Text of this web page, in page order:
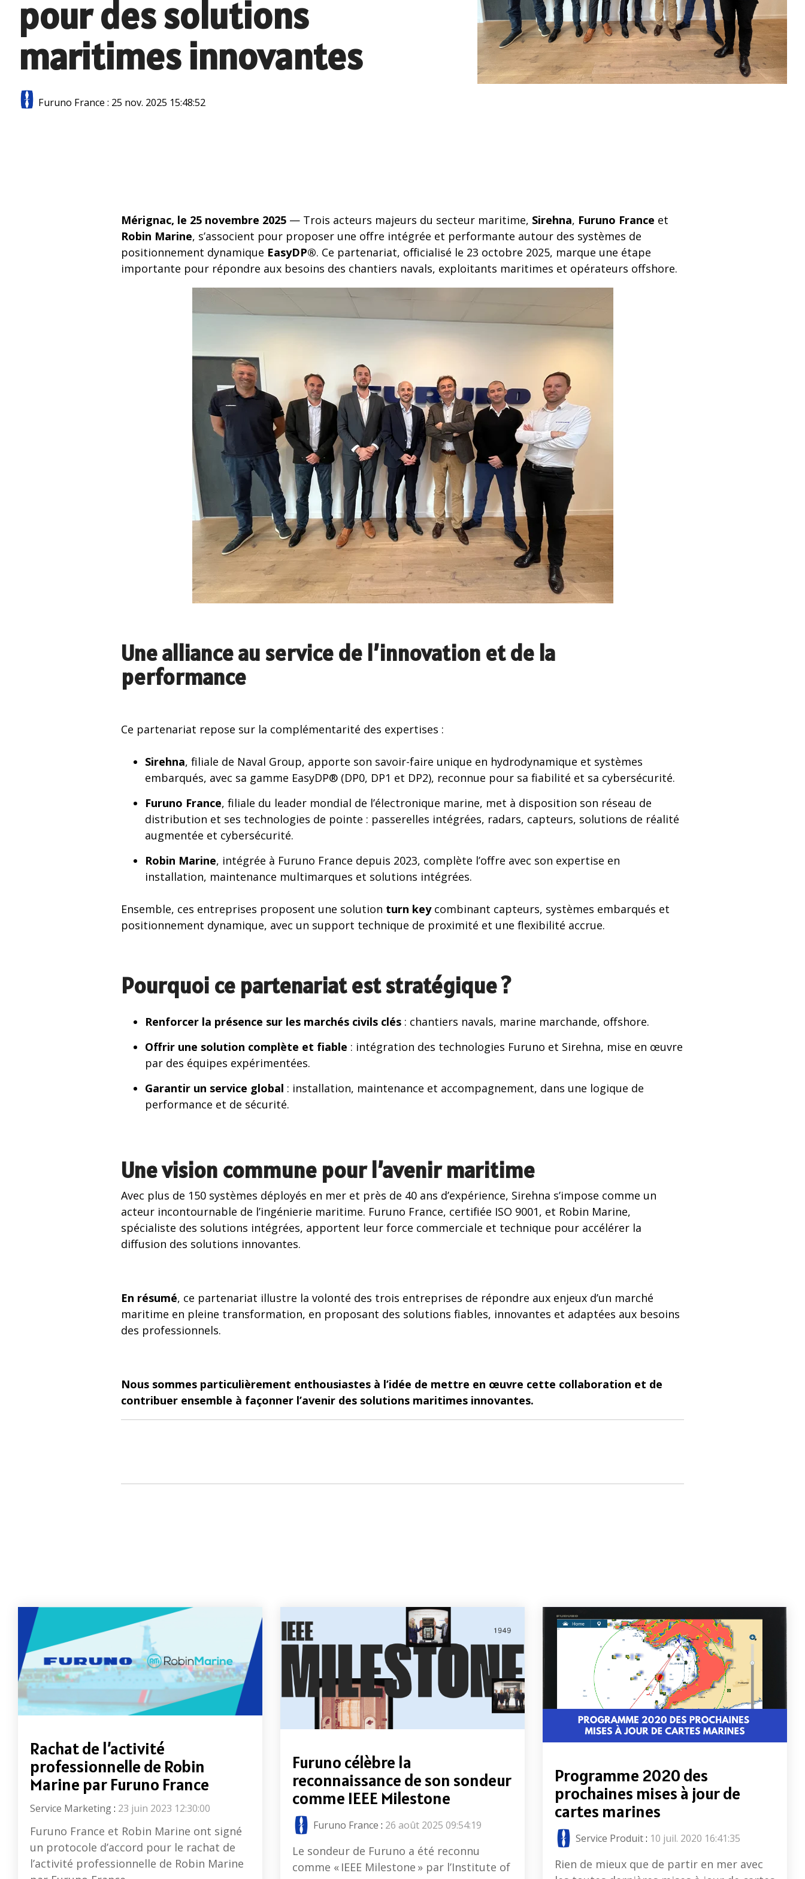
Radars Série DRS
Radars Série Model
Radars Séries FR et FAR
Radars météo
Accessoires GPS
Antennes et Capteurs GPS
Pilotes automatiques et Compas
Passerelles et Systèmes de
navigation intégrés
Produits obsolètes
Ecrans LCD
Récépteurs météo Navtex
Récépteurs météo
Capteurs vitesse, vent et
météo
pour des solutions
maritimes innovantes
Furuno France : 25 nov. 2025 15:48:52
Mérignac, le 25 novembre 2025 — Trois acteurs majeurs du secteur maritime, Sirehna, Furuno France et
Robin Marine, s’associent pour proposer une offre intégrée et performante autour des systèmes de
positionnement dynamique EasyDP®. Ce partenariat, officialisé le 23 octobre 2025, marque une étape
importante pour répondre aux besoins des chantiers navals, exploitants maritimes et opérateurs offshore.
Une alliance au service de l’innovation et de la
performance
Ce partenariat repose sur la complémentarité des expertises :
Sirehna, filiale de Naval Group, apporte son savoir-faire unique en hydrodynamique et systèmes
embarqués, avec sa gamme EasyDP® (DP0, DP1 et DP2), reconnue pour sa fiabilité et sa cybersécurité.
Furuno France, filiale du leader mondial de l’électronique marine, met à disposition son réseau de
distribution et ses technologies de pointe : passerelles intégrées, radars, capteurs, solutions de réalité
augmentée et cybersécurité.
Robin Marine, intégrée à Furuno France depuis 2023, complète l’offre avec son expertise en
installation, maintenance multimarques et solutions intégrées.
Ensemble, ces entreprises proposent une solution turn keycombinant capteurs, systèmes embarqués et
positionnement dynamique, avec un support technique de proximité et une flexibilité accrue.
Pourquoi ce partenariat est stratégique ?
Renforcer la présence sur les marchés civils clés : chantiers navals, marine marchande, offshore.
Offrir une solution complète et fiable : intégration des technologies Furuno et Sirehna, mise en œuvre
par des équipes expérimentées.
Garantir un service global : installation, maintenance et accompagnement, dans une logique de
performance et de sécurité.
Une vision commune pour l’avenir maritime
Avec plus de 150 systèmes déployés en mer et près de 40 ans d’expérience, Sirehna s’impose comme un
acteur incontournable de l’ingénierie maritime. Furuno France, certifiée ISO 9001, et Robin Marine,
spécialiste des solutions intégrées, apportent leur force commerciale et technique pour accélérer la
diffusion des solutions innovantes.
En résumé, ce partenariat illustre la volonté des trois entreprises de répondre aux enjeux d’un marché
maritime en pleine transformation, en proposant des solutions fiables, innovantes et adaptées aux besoins
des professionnels.
Nous sommes particulièrement enthousiastes à l’idée de mettre en œuvre cette collaboration et de
contribuer ensemble à façonner l’avenir des solutions maritimes innovantes.
Rachat de l’activité
professionnelle de Robin
Marine par Furuno France
Service Marketing: 23 juin 2023 12:30:00
Furuno France et Robin Marine ont signé
un protocole d’accord pour le rachat de
l’activité professionnelle de Robin Marine
Furuno célèbre la
reconnaissance de son sondeur
comme IEEE Milestone
Furuno France : 26 août 2025 09:54:19
Le sondeur de Furuno a été reconnu
comme « IEEE Milestone » par l’Institute of
Programme 2020 des
prochaines mises à jour de
cartes marines
Service Produit: 10 juil. 2020 16:41:35
Rien de mieux que de partir en mer avec